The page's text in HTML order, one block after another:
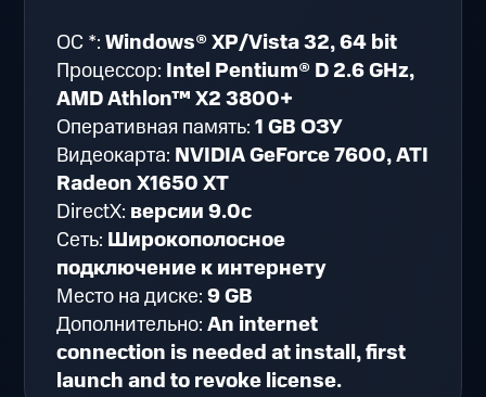
ОС *:Windows® XP/Vista 32, 64 bit
Процессор: Intel Pentium® D 2.6 GHz,
AMD Athlon™ X2 3800+
Оперативная память:1 GB ОЗУ
Видеокарта: NVIDIA GeForce 7600, ATI
Radeon X1650 XT
DirectX: версии 9.0c
Сеть: Широкополосное
подключение к интернету
Место на диске:9 GB
Дополнительно:An internet
connection is needed at install, first
launch and to revoke license.